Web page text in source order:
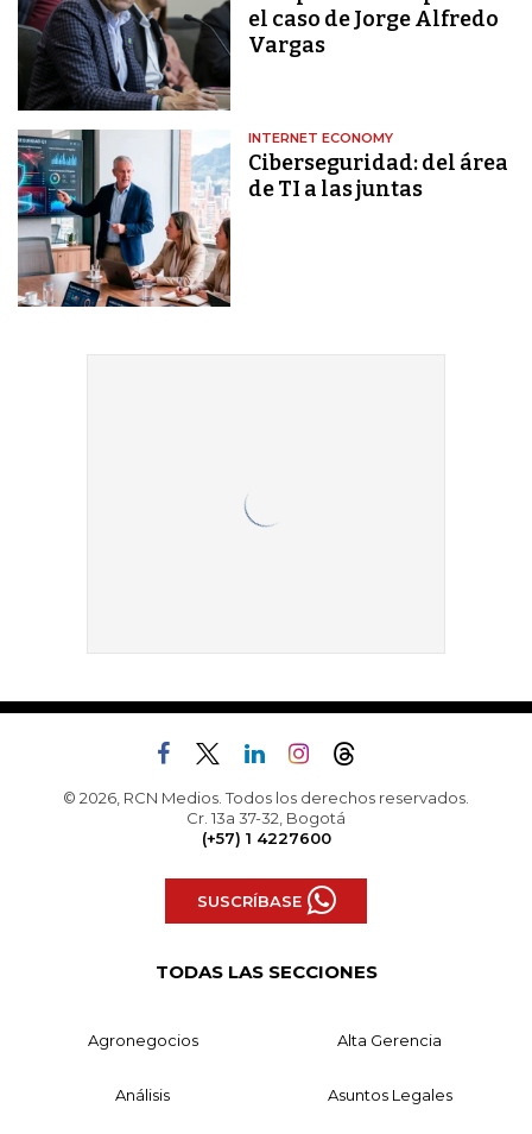
el caso de Jorge Alfredo
Vargas
INTERNET ECONOMY
Ciberseguridad: del área
de TI a las juntas
© 2026, RCN Medios. Todos los derechos reservados.
Cr. 13a 37-32, Bogotá
(+57) 1 4227600
SUSCRÍBASE
TODAS LAS SECCIONES
Agronegocios Alta Gerencia
Análisis Asuntos Legales